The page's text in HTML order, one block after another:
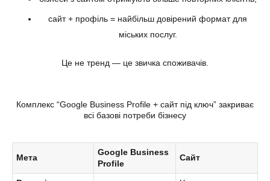
сайт + профіль = найбільш довірений формат для
міських послуг.
Це не тренд — це звичка споживачів.
Комплекс “Google Business Profile + сайт під ключ” закриває
всі базові потреби бізнесу
Мета
Google Business
Profile
Сайт